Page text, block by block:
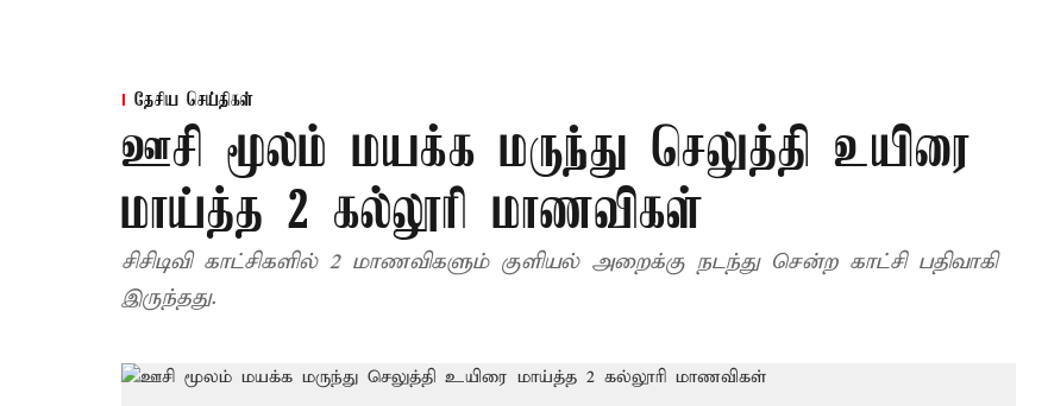
தேசிய செய்திகள்
ஊசி மூலம் மயக்க மருந்து செலுத்தி உயிரை
மாய்த்த 2 கல்லூரி மாணவிகள்
சிசிடிவி காட்சிகளில் 2 மாணவிகளும் குளியல் அறைக்கு நடந்து சென்ற காட்சி பதிவாகி
இருந்தது.